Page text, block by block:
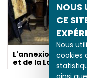
NOUS
CE
Nous
cookies
ainsi
L'annexion de
et de la Lorraine